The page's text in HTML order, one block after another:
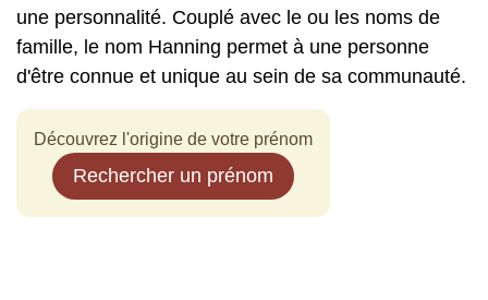
une personnalité. Couplé avec le ou les noms de
famille, le nom Hanning permet à une personne
d'être connue et unique au sein de sa communauté.
Découvrez l'origine de votre prénom
Rechercher un prénom